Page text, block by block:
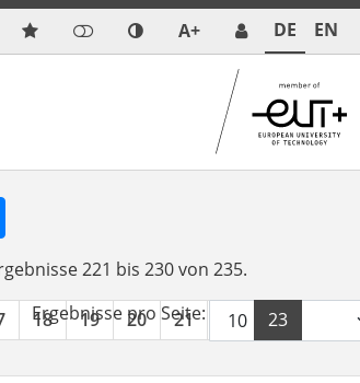
A+ DE EN
221 bis 230 von 235.
18 19 20 21 22 23
Ergebnisse pro Seite: